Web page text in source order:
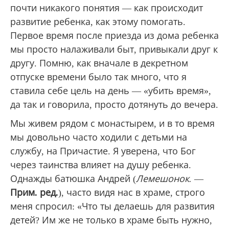
почти никакого понятия — как происходит
развитие ребенка, как этому помогать.
Первое время после приезда из дома ребенка
мы просто налаживали быт, привыкали друг к
другу. Помню, как вначале в декретном
отпуске времени было так много, что я
ставила себе цель на день — «убить время»,
да так и говорила, просто дотянуть до вечера.
Мы живем рядом с монастырем, и в то время
мы довольно часто ходили с детьми на
службу, на Причастие. Я уверена, что Бог
через таинства влияет на душу ребенка.
Однажды батюшка Андрей (Лемешонок. —
Прим. ред.), часто видя нас в храме, строго
меня спросил: «Что ты делаешь для развития
детей? Им же не только в храме быть нужно,